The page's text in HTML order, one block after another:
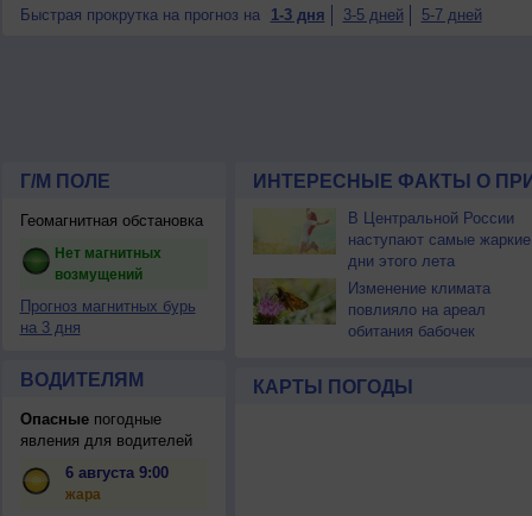
Быстрая прокрутка на прогноз на 1-3 дня 3-5 дней 5-7 дней
Г/М ПОЛЕ
Геомагнитная обстановка
Нет магнитных
возмущений
Прогноз магнитных бурь
на 3 дня
ВОДИТЕЛЯМ
Опасныепогодные
явления для водителей
6 августа 9:00
жара
ИНТЕРЕСНЫЕ ФАКТЫ О
В Центральной России
наступают самые жаркие
дни этого лета
Изменение климата
повлияло на ареал
обитания бабочек
КАРТЫ ПОГОДЫ